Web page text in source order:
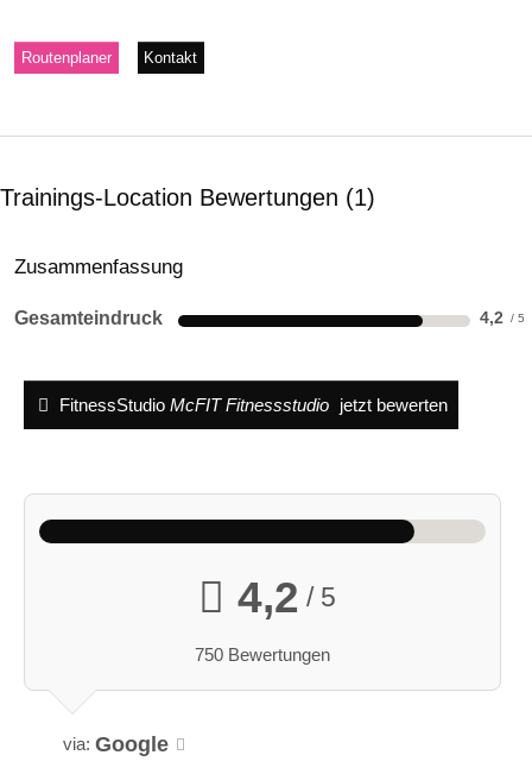
Routenplaner Kontakt
Trainings-Location Bewertungen 1
Zusammenfassung
Gesamteindruck 4,2
FitnessStudio McFIT Fitnessstudio jetzt bewerten
4,2 / 5
750 Bewertungen
via: Google